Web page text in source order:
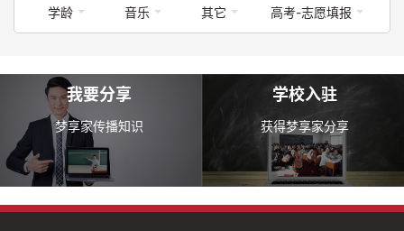
学龄 音乐 其它 高考-志愿填报
我要分享
梦享家传播知识
学校入驻
获得梦享家分享